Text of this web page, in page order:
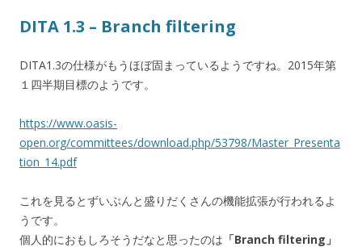
DITA 1.3 – Branch filtering
DITA1.3の仕様がもうほぼ固まっているようですね。2015年第
１四半期目標のようです。
https://www.oasis-
open.org/committees/download.php/53798/Master_Presenta
tion_14.pdf
これを見るとずいぶんと盛りだくさんの機能拡張が行われるよ
うです。
個人的におもしろそうだなと思ったのは 「Branch filtering」